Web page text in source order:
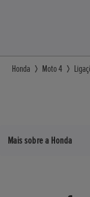
Honda Moto 4
Mais sobre a Honda